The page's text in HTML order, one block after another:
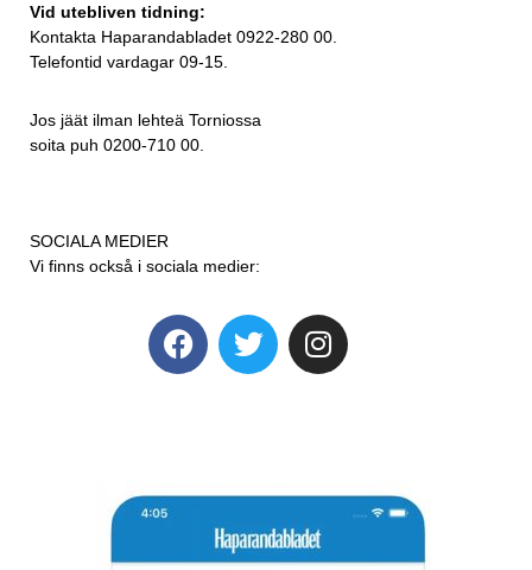
Vid utebliven tidning:
Kontakta Haparandabladet 0922-280 00.
Telefontid vardagar 09-15.
Jos jäät ilman lehteä Torniossa
soita puh 0200-710 00.
SOCIALA MEDIER
Vi finns också i sociala medier: